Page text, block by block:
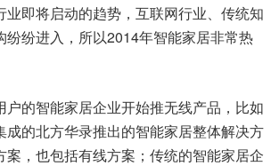
业即将启动的趋势，互联网行业、传统知
纷纷进入，所以2014年智能家居非常热
户的智能家居企业开始推无线产品，比如
成的北方华录推出的智能家居整体解决方
案，也包括有线方案；传统的智能家居企